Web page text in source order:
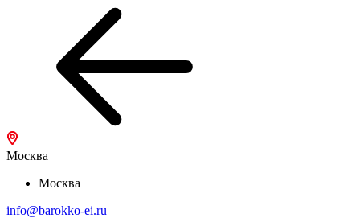
Москва
Москва
info@barokko-ei.ru